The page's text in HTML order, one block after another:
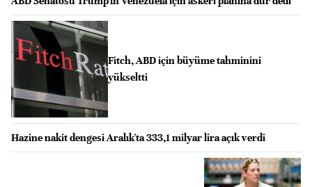
Fitch, ABD için büyüme tahminini
yükseltti
Hazine nakit dengesi Aralık'ta 333,1 milyar lira açık verdi